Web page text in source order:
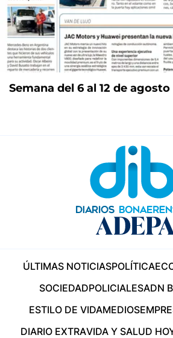
Semana del 6 al 12 de
ÚLTIMAS NOTICIASPOLÍTICA
SOCIEDADPOLICIALESADN
ESTILO DE VIDAMEDIOS
DIARIO EXTRAVIDA Y SALUD